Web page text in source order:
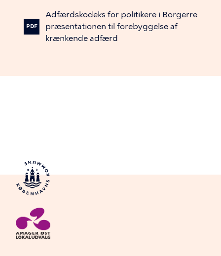
PDF
Adfærdskodeks for politikere i Borgerre
præsentationen til forebyggelse af
krænkende adfærd